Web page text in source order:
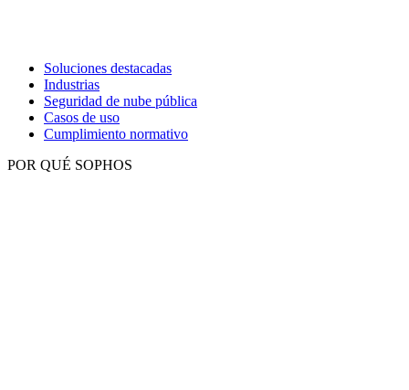
Soluciones destacadas
Industrias
Seguridad de nube pública
Casos de uso
Cumplimiento normativo
POR QUÉ SOPHOS